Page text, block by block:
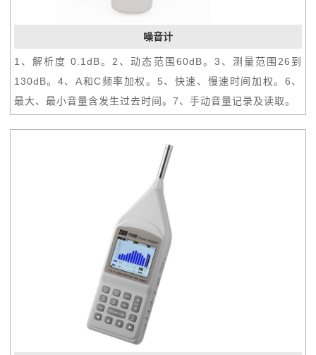
噪音计
1、解析度 0.1dB。2、动态范围60dB。3、测量范围26到
130dB。4、A和C频率加权。5、快速、慢速时间加权。6、
最大、最小音量含发生过去时间。7、手动音量记录及读取。